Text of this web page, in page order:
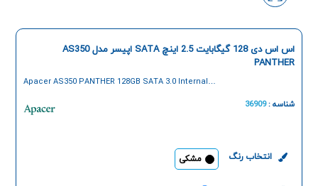
اس اس دی 128 گیگابایت 2.5 اینچ SATA اپیسر مدل AS350
PANTHER
Apacer AS350 PANTHER 128GB SATA 3.0 Internal
شناسه :36909
انتخاب رنگ مشکی